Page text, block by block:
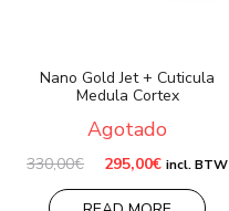
Nano Gold Jet + Cuticula
Medula Cortex
Agotado
330,00€ El
original
295,00€El
actual
incl. BTW